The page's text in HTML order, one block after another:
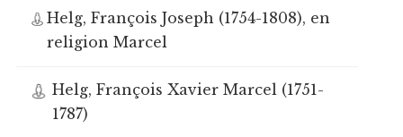
Helg, François Joseph (1754-1808), en
religion Marcel
Helg, François Xavier Marcel (1751-
1787)